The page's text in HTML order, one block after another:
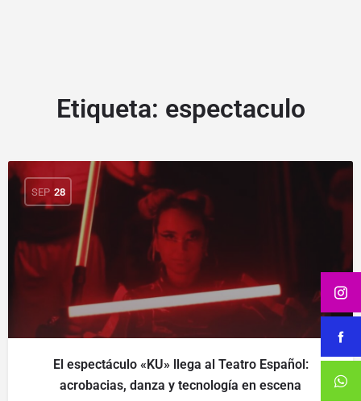
Etiqueta: espectaculo
SEP 28
El espectáculo «KU» llega al Teatro Español:
acrobacias, danza y tecnología en escena